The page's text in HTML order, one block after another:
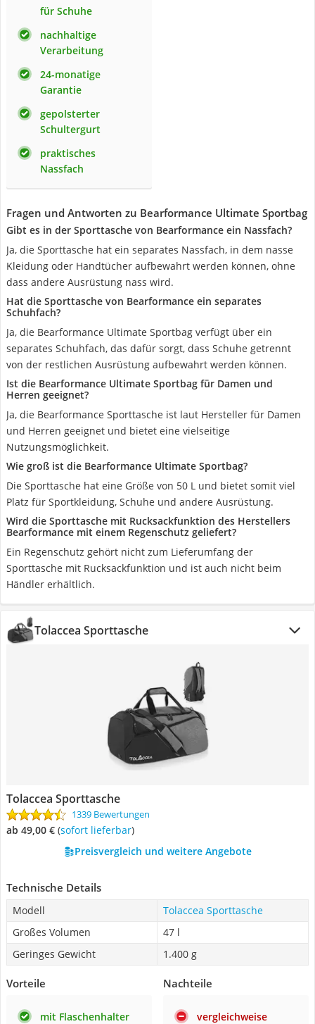
für Schuhe
nachhaltige
Verarbeitung
24-monatige
Garantie
gepolsterter
Schultergurt
praktisches
Nassfach
Fragen und Antworten zu Bearformance Ultimate Sportbag
Gibt es in der Sporttasche von Bearformance ein Nassfach?
Ja, die Sporttasche hat ein separates Nassfach, in dem nasse
Kleidung oder Handtücher aufbewahrt werden können, ohne
dass andere Ausrüstung nass wird.
Hat die Sporttasche von Bearformance ein separates
Schuhfach?
Ja, die Bearformance Ultimate Sportbag verfügt über ein
separates Schuhfach, das dafür sorgt, dass Schuhe getrennt
von der restlichen Ausrüstung aufbewahrt werden können.
Ist die Bearformance Ultimate Sportbag für Damen und
Herren geeignet?
Ja, die Bearformance Sporttasche ist laut Hersteller für Damen
und Herren geeignet und bietet eine vielseitige
Nutzungsmöglichkeit.
Wie groß ist die Bearformance Ultimate Sportbag?
Die Sporttasche hat eine Größe von 50 L und bietet somit viel
Platz für Sportkleidung, Schuhe und andere Ausrüstung.
Wird die Sporttasche mit Rucksackfunktion des Herstellers
Bearformance mit einem Regenschutz geliefert?
Ein Regenschutz gehört nicht zum Lieferumfang der
Sporttasche mit Rucksackfunktion und ist auch nicht beim
Händler erhältlich.
Tolaccea Sporttasche
Tolaccea Sporttasche
1339 Bewertungen
ab 49,00 € ( Sofort lieferbar)
Preisvergleich und weitere Angebote
Technische Details
Modell
Tolaccea Sporttasche
Großes Volumen
47 l
Geringes Gewicht
1.400 g
Vorteile
mit Flaschenhalter
Nachteile
vergleichweise